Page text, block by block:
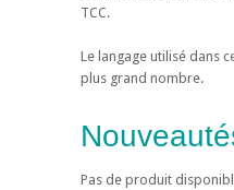
TCC.
Le langage utilisé dans
plus grand nombre.
Pas de produit